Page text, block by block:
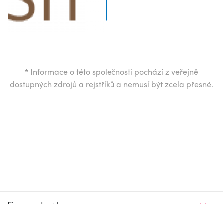
* Informace o této společnosti pochází z veřejně
dostupných zdrojů a rejstříků a nemusí být zcela přesné.